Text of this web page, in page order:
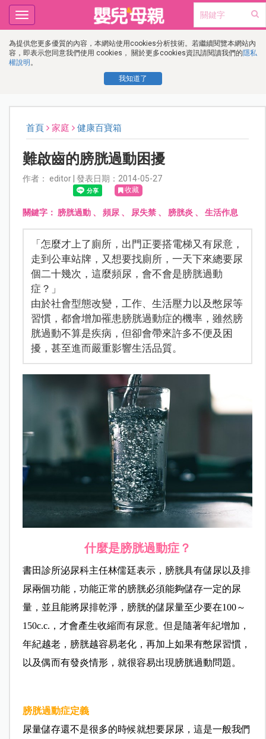
為提供您更多優質的內容，本網站使用cookies分析技術。若繼續閱覽本網站內
容，即表示您同意我們使用 cookies， 關於更多cookies資訊請閱讀我們的隱私
權說明 。
我知道了
Toggle
navigation
首頁 家庭 健康百寶箱
難啟齒的膀胱過動困擾
作者： editor | 發表日期：2014-05-27
收藏
關鍵字： 膀胱過動、 頻尿 、 尿失禁、 膀胱炎 、 生活作息
「怎麼才上了廁所，出門正要搭電梯又有尿意，
走到公車站牌，又想要找廁所，一天下來總要尿
個二十幾次，這麼頻尿，會不會是膀胱過動
症？」
由於社會型態改變，工作、生活壓力以及憋尿等
習慣，都會增加罹患膀胱過動症的機率，雖然膀
胱過動不算是疾病，但卻會帶來許多不便及困
擾，甚至進而嚴重影響生活品質。
什麼是膀胱過動症？
書田診所泌尿科主任林儒廷表示，膀胱具有儲尿以及排
尿兩個功能，功能正常的膀胱必須能夠儲存一定的尿
量，並且能將尿排乾淨，膀胱的儲尿量至少要在100～
150c.c.，才會產生收縮而有尿意。但是隨著年紀增加，
年紀越老，膀胱越容易老化，再加上如果有憋尿習慣，
以及偶而有發炎情形，就很容易出現膀胱過動問題。
膀胱過動症定義
尿量儲存還不是很多的時候就想要尿尿，這是一般我們